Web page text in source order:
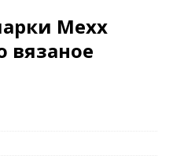
Mexx
вязаное